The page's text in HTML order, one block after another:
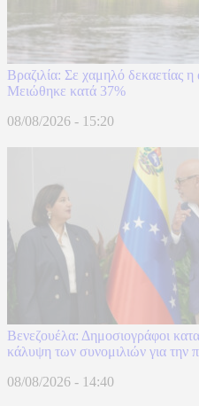
Βραζιλία: Σε χαμηλό δεκαετίας
Μειώθηκε κατά 37%
08/08/2026 - 15:20
Βενεζουέλα: Δημοσιογράφοι
κάλυψη των συνομιλιών για την
08/08/2026 - 14:40